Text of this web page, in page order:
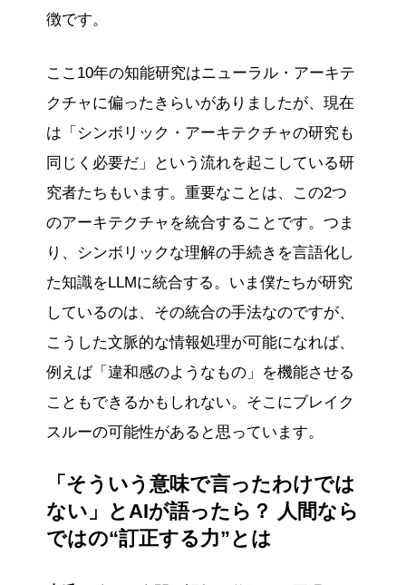
徴です。
ここ10年の知能研究はニューラル・アーキテ
クチャに偏ったきらいがありましたが、現在
は「シンボリック・アーキテクチャの研究も
同じく必要だ」という流れを起こしている研
究者たちもいます。重要なことは、この2つ
のアーキテクチャを統合することです。つま
り、シンボリックな理解の手続きを言語化し
た知識をLLMに統合する。いま僕たちが研究
しているのは、その統合の手法なのですが、
こうした文脈的な情報処理が可能になれば、
例えば「違和感のようなもの」を機能させる
こともできるかもしれない。そこにブレイク
スルーの可能性があると思っています。
「そういう意味で言ったわけでは
ない」とAIが語ったら？ 人間なら
ではの“訂正する力”とは